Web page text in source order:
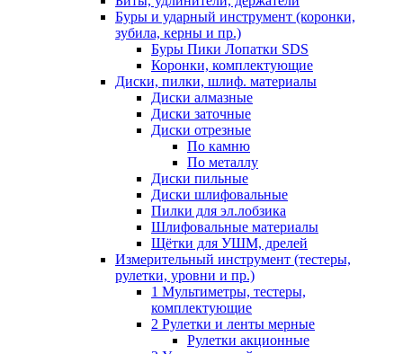
Буры и ударный инструмент (коронки,
зубила, керны и пр.)
Буры Пики Лопатки SDS
Коронки, комплектующие
Диски, пилки, шлиф. материалы
Диски алмазные
Диски заточные
Диски отрезные
По камню
По металлу
Диски пильные
Диски шлифовальные
Пилки для эл.лобзика
Шлифовальные материалы
Щётки для УШМ, дрелей
Измерительный инструмент (тестеры,
рулетки, уровни и пр.)
1 Мультиметры, тестеры,
комплектующие
2 Рулетки и ленты мерные
Рулетки акционные